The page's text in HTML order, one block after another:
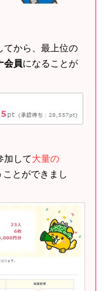
てから、最上位の
会員になることが
加して大量の
ことができまし